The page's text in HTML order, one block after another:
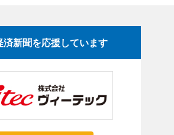
済新聞を応援しています